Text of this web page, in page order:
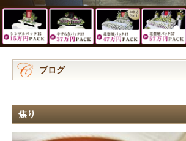
ブログ
焦り